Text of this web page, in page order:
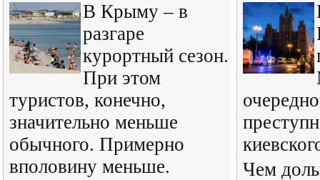
В Крыму – в
разгаре
курортный сезон.
При этом
туристов, конечно,
значительно меньше
обычного. Примерно
вполовину меньше.
Чем